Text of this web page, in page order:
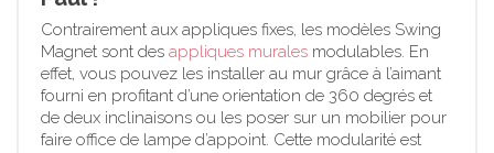
Contrairement aux appliques fixes, les modèles Swing
Magnet sont des appliques murales modulables. En
effet, vous pouvez les installer au mur grâce à l’aimant
fourni en profitant d’une orientation de 360 degrés et
de deux inclinaisons ou les poser sur un mobilier pour
faire office de lampe d’appoint. Cette modularité est